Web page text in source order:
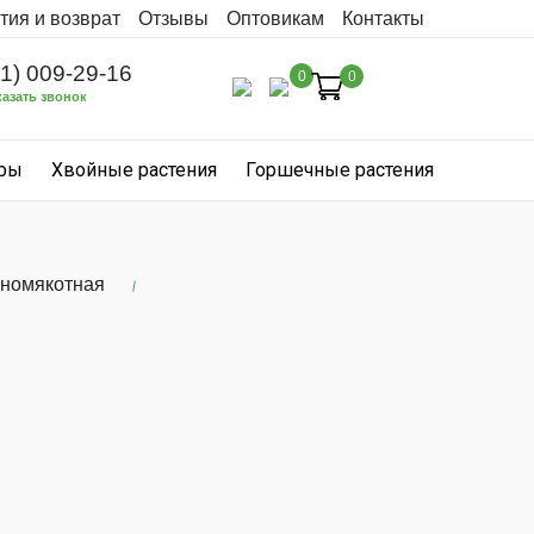
и возврат Отзывы Оптовикам Контакты
009-29-16
звонок
0 0
Хвойные растения Горшечные растения